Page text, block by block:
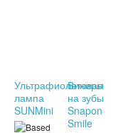
Ультрафиолетовая
лампа
SUNMini
Виниры
на зубы
Snapon
Smile